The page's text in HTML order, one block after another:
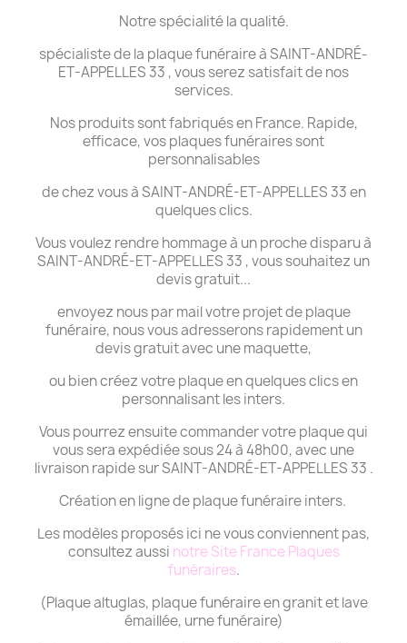
Notre spécialité la qualité.
spécialiste de la plaque funéraire à SAINT-ANDRÉ-
ET-APPELLES 33 , vous serez satisfait de nos
services.
Nos produits sont fabriqués en France. Rapide,
efficace, vos plaques funéraires sont
personnalisables
de chez vous à SAINT-ANDRÉ-ET-APPELLES 33 en
quelques clics.
Vous voulez rendre hommage à un proche disparu à
SAINT-ANDRÉ-ET-APPELLES 33 , vous souhaitez un
devis gratuit...
envoyez nous par mail votre projet de plaque
funéraire, nous vous adresserons rapidement un
devis gratuit avec une maquette,
ou bien créez votre plaque en quelques clics en
personnalisant les inters.
Vous pourrez ensuite commander votre plaque qui
vous sera expédiée sous 24 à 48h00, avec une
livraison rapide sur SAINT-ANDRÉ-ET-APPELLES 33 .
Création en ligne de plaque funéraire inters.
Les modèles proposés ici ne vous conviennent pas,
consultez aussi notre Site France Plaques
funéraires.
(Plaque altuglas, plaque funéraire en granit et lave
émaillée, urne funéraire)